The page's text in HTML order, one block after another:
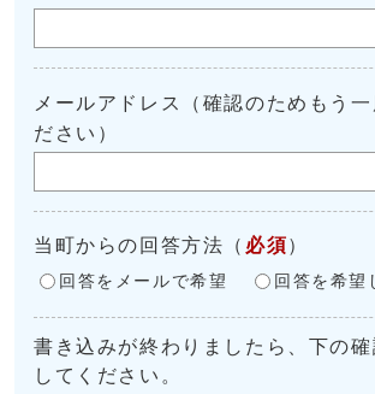
メールアドレス（確認のためもう一
ださい）
当町からの回答方法 （ 必須 ）
回答をメールで希望 回答を希望
書き込みが終わりましたら、下の
してください。